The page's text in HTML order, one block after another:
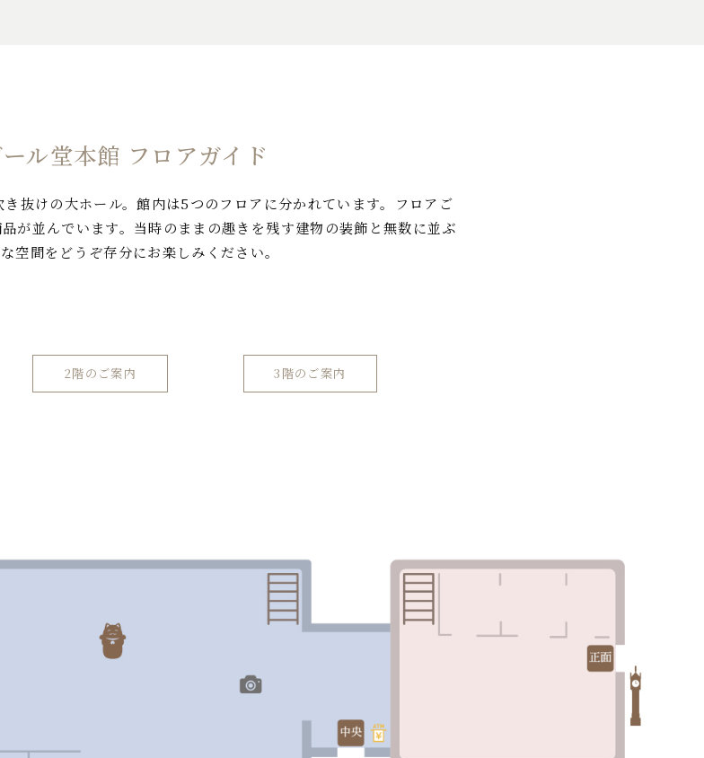
ル堂本館 フロアガイド
抜けの大ホール。館内は5つのフロアに分かれています。フロアご
が並んでいます。当時のままの趣きを残す建物の装飾と無数に並ぶ
空間をどうぞ存分にお楽しみください。
2階のご案内 3階のご案内